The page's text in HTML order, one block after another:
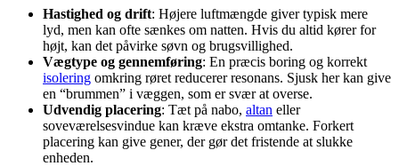
Hastighed og drift: Højere luftmængde giver typisk mere
lyd, men kan ofte sænkes om natten. Hvis du altid kører for
højt, kan det påvirke søvn og brugsvillighed.
Vægtype og gennemføring: En præcis boring og korrekt
isolering omkring røret reducerer resonans. Sjusk her kan give
en “brummen” i væggen, som er svær at overse.
Udvendig placering: Tæt på nabo, altan eller
soveværelsesvindue kan kræve ekstra omtanke. Forkert
placering kan give gener, der gør det fristende at slukke
enheden.